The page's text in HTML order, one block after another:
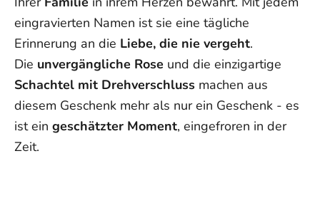
Australien/Neuseeland: 8–14 Werktage
Großbritannien: 5–9 Werktage
Kanada: 5–15 Werktage
Europa: 4–15 Werktage
Übrige Welt: 5–25 Werktage
Hinweis:
Die Lieferzeiten sind ungefähre Angaben ab Versand
und können aufgrund äußerer Umstände variieren. Genaue
Liefertermine können nicht garantiert werden.
eingravierten Namen ist sie eine tägliche
Erinnerung an die Liebe, die nie vergeht.
Die unvergängliche Rose und die einzigartige
Schachtel mit Drehverschluss machen aus
diesem Geschenk mehr als nur ein Geschenk - es
ist ein geschätzter Moment, eingefroren in der
Zeit.